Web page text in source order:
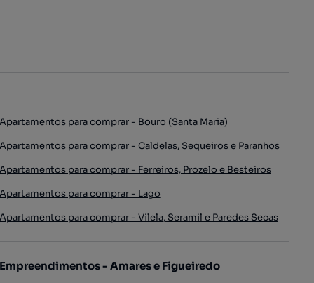
Apartamentos para comprar - Bouro (Santa Maria)
Apartamentos para comprar - Caldelas, Sequeiros e Paranhos
Apartamentos para comprar - Ferreiros, Prozelo e Besteiros
Apartamentos para comprar - Lago
Apartamentos para comprar - Vilela, Seramil e Paredes Secas
Empreendimentos - Amares e Figueiredo